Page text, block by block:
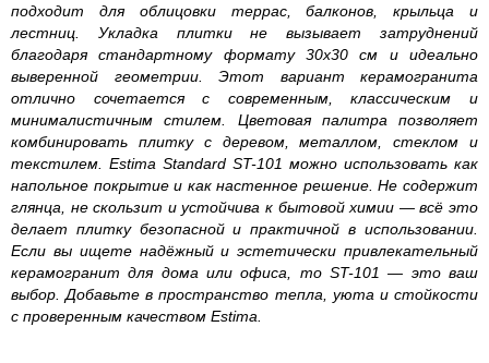
подходит для облицовки террас, балконов, крыльца и
лестниц. Укладка плитки не вызывает затруднений
благодаря стандартному формату 30х30 см и идеально
выверенной геометрии. Этот вариант керамогранита
отлично сочетается с современным, классическим и
минималистичным стилем. Цветовая палитра позволяет
комбинировать плитку с деревом, металлом, стеклом и
текстилем. Estima Standard ST-101 можно использовать как
напольное покрытие и как настенное решение. Не содержит
глянца, не скользит и устойчива к бытовой химии — всё это
делает плитку безопасной и практичной в использовании.
Если вы ищете надёжный и эстетически привлекательный
керамогранит для дома или офиса, то ST-101 — это ваш
выбор. Добавьте в пространство тепла, уюта и стойкости
с проверенным качеством Estima.